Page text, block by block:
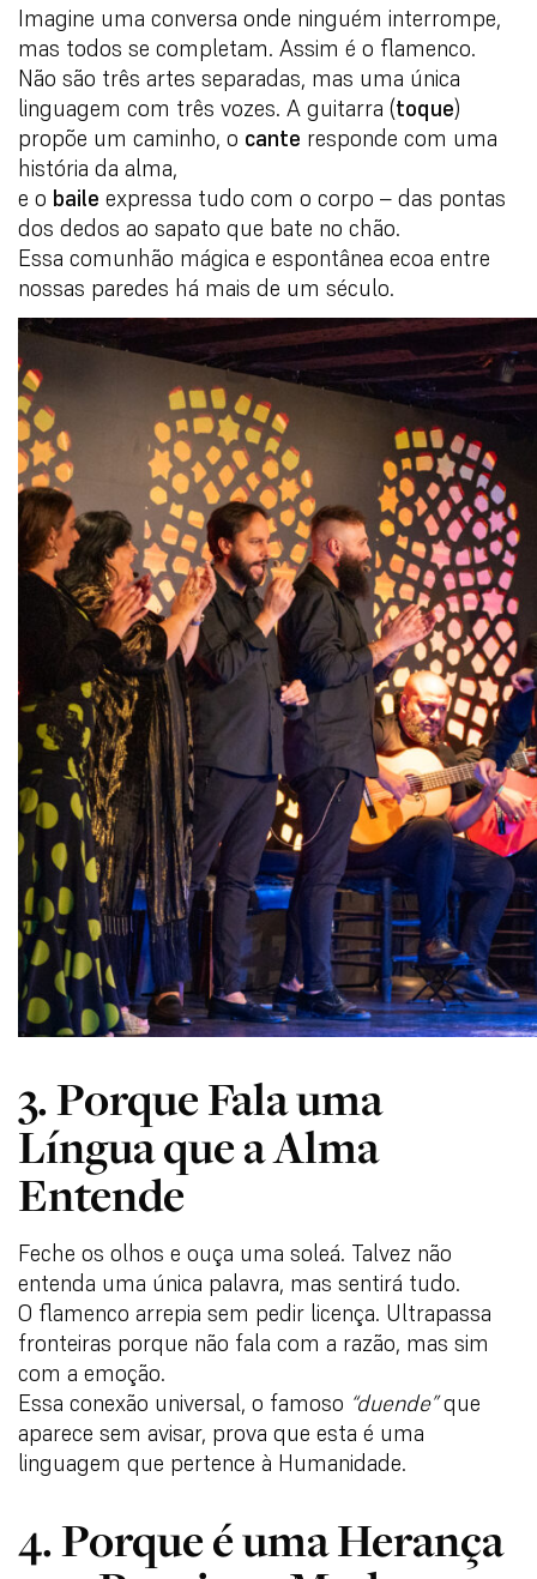
Imagine uma conversa onde ninguém interrompe,
mas todos se completam. Assim é o flamenco.
Não são três artes separadas, mas uma única
linguagem com três vozes. A guitarra (toque)
propõe um caminho, o cante responde com uma
história da alma,
e o baile expressa tudo com o corpo – das pontas
dos dedos ao sapato que bate no chão.
Essa comunhão mágica e espontânea ecoa entre
nossas paredes há mais de um século.
3. Porque Fala uma
Língua que a Alma
Entende
Feche os olhos e ouça uma soleá. Talvez não
entenda uma única palavra, mas sentirá tudo.
O flamenco arrepia sem pedir licença. Ultrapassa
fronteiras porque não fala com a razão, mas sim
com a emoção.
Essa conexão universal, o famoso “duende”que
aparece sem avisar, prova que esta é uma
linguagem que pertence à Humanidade.
4. Porque é uma Herança